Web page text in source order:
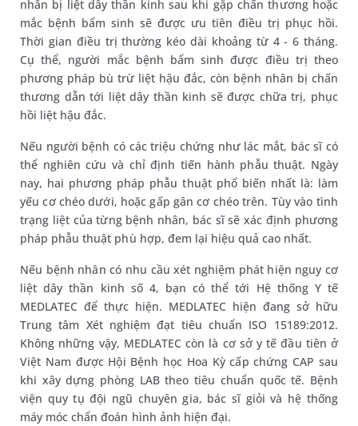
nhân bị liệt dây thần kinh sau khi gặp chấn thương hoặc
mắc bệnh bẩm sinh sẽ được ưu tiên điều trị phục hồi.
Thời gian điều trị thường kéo dài khoảng từ 4 - 6 tháng.
Cụ thể, người mắc bệnh bẩm sinh được điều trị theo
phương pháp bù trừ liệt hậu đắc, còn bệnh nhân bị chấn
thương dẫn tới liệt dây thần kinh sẽ được chữa trị, phục
hồi liệt hậu đắc.
Nếu người bệnh có các triệu chứng như lác mắt, bác sĩ có
thể nghiên cứu và chỉ định tiến hành phẫu thuật. Ngày
nay, hai phương pháp phẫu thuật phổ biến nhất là: làm
yếu cơ chéo dưới, hoặc gấp gân cơ chéo trên. Tùy vào tình
trạng liệt của từng bệnh nhân, bác sĩ sẽ xác định phương
pháp phẫu thuật phù hợp, đem lại hiệu quả cao nhất.
Nếu bệnh nhân có nhu cầu xét nghiệm phát hiện nguy cơ
liệt dây thần kinh số 4, bạn có thể tới Hệ thống Y tế
MEDLATEC để thực hiện. MEDLATEC hiện đang sở hữu
Trung tâm Xét nghiệm đạt tiêu chuẩn ISO 15189:2012.
Không những vậy, MEDLATEC còn là cơ sở y tế đầu tiên ở
Việt Nam được Hội Bệnh học Hoa Kỳ cấp chứng CAP sau
khi xây dựng phòng LAB theo tiêu chuẩn quốc tế. Bệnh
viện quy tụ đội ngũ chuyên gia, bác sĩ giỏi và hệ thống
máy móc chẩn đoán hình ảnh hiện đại.